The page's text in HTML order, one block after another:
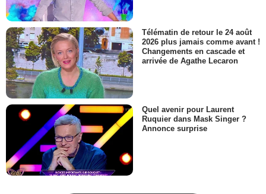
Télématin de retour le 24 août
2026 plus jamais comme avant !
Changements en cascade et
arrivée de Agathe Lecaron
Quel avenir pour Laurent
Ruquier dans Mask Singer ?
Annonce surprise